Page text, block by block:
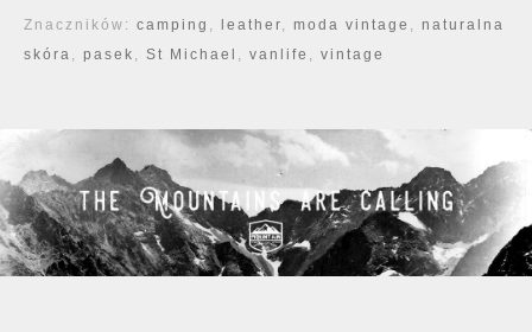
Znaczników: camping , leather, moda vintage , naturalna
skóra , pasek , St Michael , vanlife , vintage